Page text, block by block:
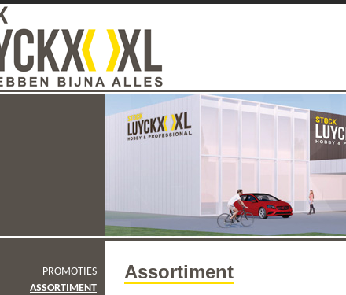
PROMOTIES
ASSORTIMENT
Assortiment